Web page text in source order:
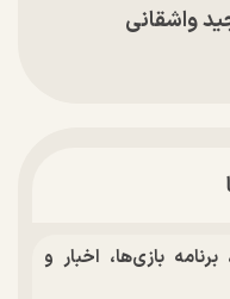
واشقانی
2026 | نتایج، برنامه بازی‌ها، اخبار و